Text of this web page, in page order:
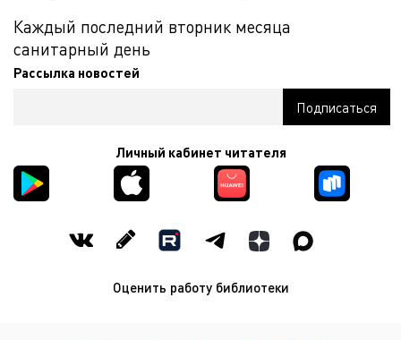
Каждый последний вторник месяца
санитарный день
Рассылка новостей
Личный кабинет читателя
Оценить работу библиотеки